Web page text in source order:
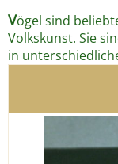
Vögel sind
Volkskunst. Sie
in